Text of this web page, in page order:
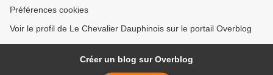
Préférences cookies
Voir le profil de Le Chevalier Dauphinois sur le portail Overblog
Créer un blog sur Overblog